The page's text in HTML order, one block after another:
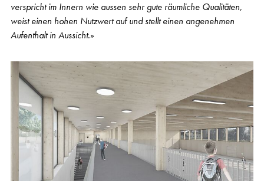
verspricht im Innern wie aussen sehr gute räumliche Qualitäten,
weist einen hohen Nutzwert auf und stellt einen angenehmen
Aufenthalt in Aussicht.»